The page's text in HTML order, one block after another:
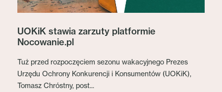
UOKiK stawia zarzuty platformie
Nocowanie.pl
Tuż przed rozpoczęciem sezonu wakacyjnego Prezes
Urzędu Ochrony Konkurencji i Konsumentów (UOKiK),
Tomasz Chróstny, post...